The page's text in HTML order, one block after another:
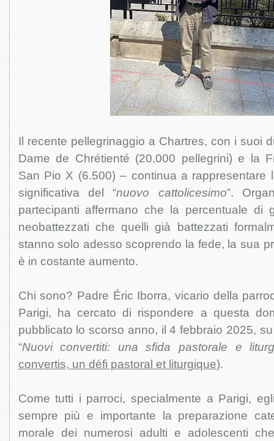
Il recente pellegrinaggio a Chartres, con i suoi
Dame de Chrétienté (20.000 pellegrini) e la
San Pio X (6.500) – continua a rappresentare
significativa del “nuovo cattolicesimo”.
partecipanti affermano che la percentuale di
neobattezzati che quelli già battezzati
stanno solo adesso scoprendo la fede, la sua
è in costante aumento.
Chi sono? Padre Éric Iborra, vicario della
Parigi, ha cercato di rispondere a questa
pubblicato lo scorso anno, il 4 febbraio 2025,
“Nuovi convertiti: una sfida pastorale e
convertis, un défi pastoral et liturgique).
Come tutti i parroci, specialmente a Parigi,
sempre più e importante la preparazione
morale dei numerosi adulti e adolescenti